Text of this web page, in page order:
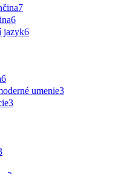
7
6
jazyk6
6
umenie3
3